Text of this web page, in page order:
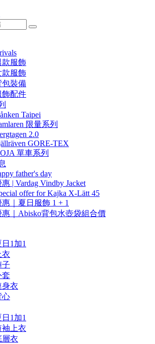
款服飾
款服飾
包裝備
飾配件
Taipei
限量系列
2.0
GORE-TEX
單車系列
father's day
| Vardag Vindby Jacket
offer for Kajka X-Lätt 45
惠｜夏日服飾 1 + 1
惠｜Abisko背包水壺袋組合價
日1加1
衣
子
套
身衣
心
日1加1
袖上衣
層衣